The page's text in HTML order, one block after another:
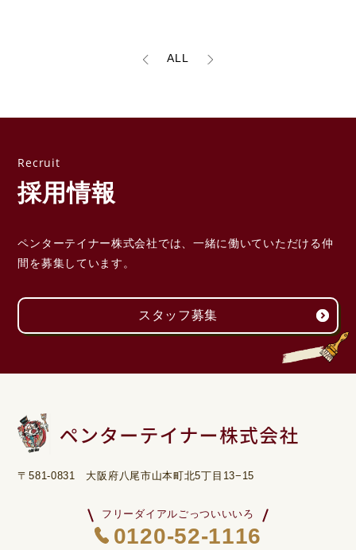
ALL
採用情報
ペンターテイナー株式会社では、一緒に働いていただける仲
間を募集しています。
スタッフ募集
〒581-0831 大阪府八尾市山本町北5丁目13−15
フリーダイアルごっついいいろ
0120-52-1116